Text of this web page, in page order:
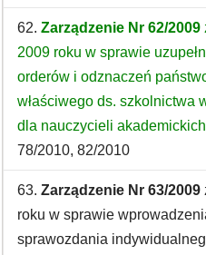
62. Zarządzenie Nr 62/2009
2009 roku w sprawie
orderów i odznaczeń
właściwego ds. szkolnictwa
dla nauczycieli akademickich
78/2010, 82/2010
63. Zarządzenie Nr 63/2009
roku w sprawie
sprawozdania